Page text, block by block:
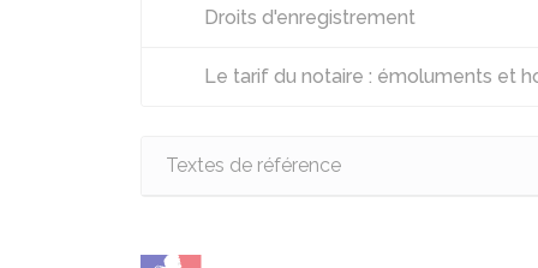
Droits d'enregistrement
Le tarif du notaire : émoluments et
Textes de référence